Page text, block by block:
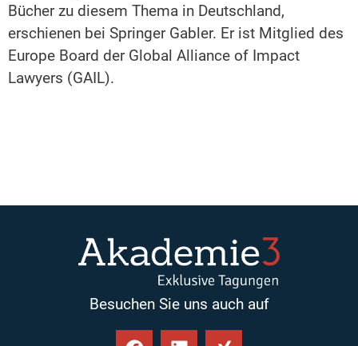
Bücher zu diesem Thema in Deutschland,
erschienen bei Springer Gabler. Er ist Mitglied des
Europe Board der Global Alliance of Impact
Lawyers (GAIL).
Besuchen Sie uns auch auf